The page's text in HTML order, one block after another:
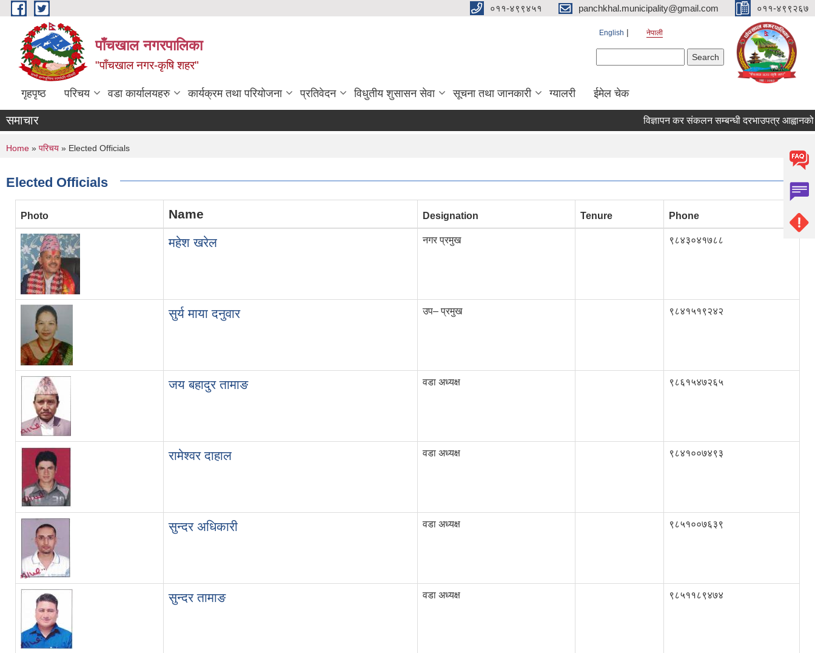
Skip to main content ०११-४९९४५१ panchkhal.municipality@gmail.com ०११-४९९२६७
पाँचखाल नगरपालिका
"पाँचखाल नगर-कृषि शहर"
English नेपाली
गृहपृष्ठ परिचय वडा कार्यालयहरु कार्यक्रम तथा परियोजना प्रतिवेदन विधुतीय शुसासन सेवा सूचना तथा जानकारी ग्यालरी ईमेल चेक
समाचार विज्ञापन कर संकलन सम्बन्धी दरभाउपत्र आह्वानको सूचना
You are here
Home » परिचय » Elected Officials
Elected Officials
Photo Name Designation Tenure Phone
महेश खरेल नगर प्रमुख ९८४३०४१७८८
सुर्य माया दनुवार उप– प्रमुख ९८४१५१९२४२
जय बहादुर तामाङ वडा अध्यक्ष ९८६१५४७२६५
रामेश्वर दाहाल वडा अध्यक्ष ९८४१००७४९३
सुन्दर अधिकारी वडा अध्यक्ष ९८५१००७६३९
सुन्दर तामाङ वडा अध्यक्ष ९८५११८९४७४